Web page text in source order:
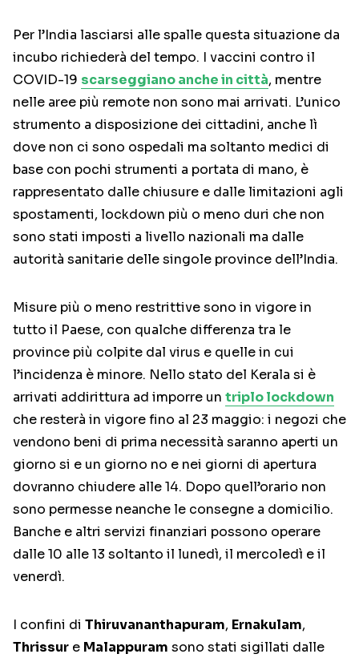
Per l’India lasciarsi alle spalle questa situazione da
incubo richiederà del tempo. I vaccini contro il
COVID-19 scarseggiano anche in città, mentre
nelle aree più remote non sono mai arrivati. L’unico
strumento a disposizione dei cittadini, anche lì
dove non ci sono ospedali ma soltanto medici di
base con pochi strumenti a portata di mano, è
rappresentato dalle chiusure e dalle limitazioni agli
spostamenti, lockdown più o meno duri che non
sono stati imposti a livello nazionali ma dalle
autorità sanitarie delle singole province dell’India.
Misure più o meno restrittive sono in vigore in
tutto il Paese, con qualche differenza tra le
province più colpite dal virus e quelle in cui
l’incidenza è minore. Nello stato del Kerala si è
arrivati addirittura ad imporre un triplo lockdown
che resterà in vigore fino al 23 maggio: i negozi che
vendono beni di prima necessità saranno aperti un
giorno si e un giorno no e nei giorni di apertura
dovranno chiudere alle 14. Dopo quell’orario non
sono permesse neanche le consegne a domicilio.
Banche e altri servizi finanziari possono operare
dalle 10 alle 13 soltanto il lunedì, il mercoledì e il
venerdì.
I confini di Thiruvananthapuram, Ernakulam,
Thrissur e Malappuram sono stati sigillati dalle